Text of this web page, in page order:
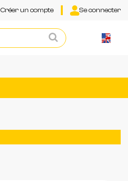
Créer un compte Se connecter